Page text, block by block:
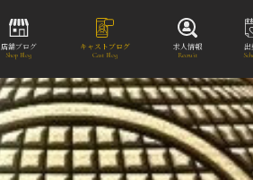
店舗ブログ
Shop Blog
キャストブログ
Cast Blog
求人情報
Recruit
出